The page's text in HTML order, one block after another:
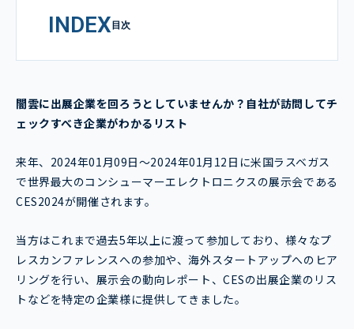
INDEX目次
闇雲に出展企業を回ろうとしていませんか？自社が訪問してチ
ェックすべき企業がわかるリスト
来年、2024年01月09日～2024年01月12日に米国ラスベガス
で世界最大のコンシューマーエレクトロニクスの展示会である
CES2024が開催されます。
当方はこれまで過去5年以上に渡って参加しており、様々なプ
レスカンファレンスへの参加や、海外スタートアップへのヒア
リングを行い、展示会の動向レポート、CESの出展企業のリス
トなどを特定の企業様に提供してきました。